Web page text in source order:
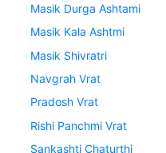
Masik Durga Ashtami
Masik Kala Ashtmi
Masik Shivratri
Navgrah Vrat
Pradosh Vrat
Rishi Panchmi Vrat
Sankashti Chaturthi